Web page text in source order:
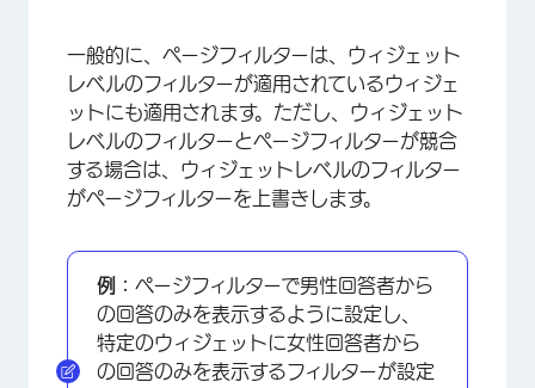
一般的に、ページフィルターは、ウィジェット
レベルのフィルターが適用されているウィジェ
ットにも適用されます。ただし、ウィジェット
レベルのフィルターとページフィルターが競合
する場合は、ウィジェットレベルのフィルター
がページフィルターを上書きします。
例： ページフィルターで男性回答者から
の回答のみを表示するように設定し、
特定のウィジェットに女性回答者から
の回答のみを表示するフィルターが設定